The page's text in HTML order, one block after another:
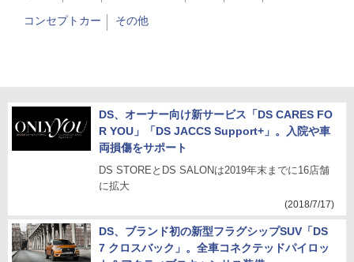
コンセプトカー その他
DS、オーナー向け新サービス「DS CARES FO
R YOU」「DS JACCS Support+」。入院や車
両損傷をサポート
DS STOREとDS SALONは2019年末までに16店舗
に拡大
(2018/7/17)
DS、ブランド初の新型フラグシップSUV「DS
7 クロスバック」。全車コネクテッドパイロッ